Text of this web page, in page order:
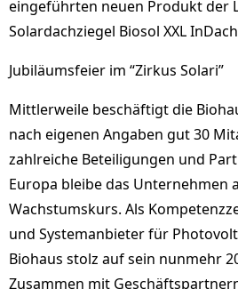
eingeführten neuen Produkt der
Solardachziegel Biosol XXL
Jubiläumsfeier im “Zirkus Solari”
Mittlerweile beschäftigt die
nach eigenen Angaben gut 30
zahlreiche Beteiligungen und
Europa bleibe das Unternehmen
Wachstumskurs. Als
und Systemanbieter für
Biohaus stolz auf sein nunmehr
Zusammen mit